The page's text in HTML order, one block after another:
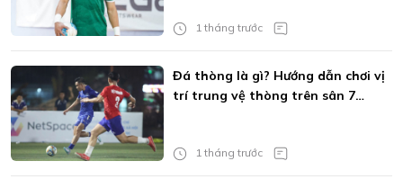
1 tháng trước
Đá thòng là gì? Hướng dẫn chơi vị
trí trung vệ thòng trên sân 7
1 tháng trước